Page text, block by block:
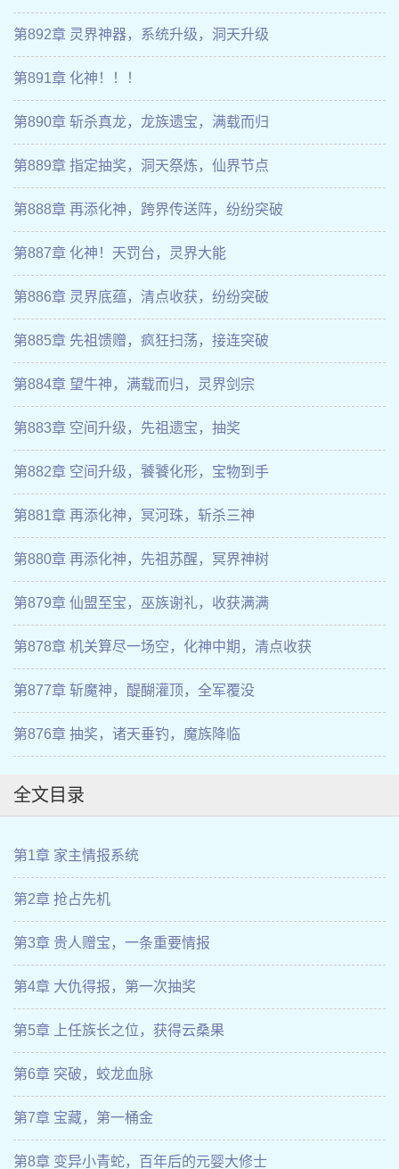
第892章 灵界神器，系统升级，洞天升级
第891章 化神！！！
第890章 斩杀真龙，龙族遗宝，满载而归
第889章 指定抽奖，洞天祭炼，仙界节点
第888章 再添化神，跨界传送阵，纷纷突破
第887章 化神！天罚台，灵界大能
第886章 灵界底蕴，清点收获，纷纷突破
第885章 先祖馈赠，疯狂扫荡，接连突破
第884章 望牛神，满载而归，灵界剑宗
第883章 空间升级，先祖遗宝，抽奖
第882章 空间升级，饕饕化形，宝物到手
第881章 再添化神，冥河珠，斩杀三神
第880章 再添化神，先祖苏醒，冥界神树
第879章 仙盟至宝，巫族谢礼，收获满满
第878章 机关算尽一场空，化神中期，清点收获
第877章 斩魔神，醍醐灌顶，全军覆没
第876章 抽奖，诸天垂钓，魔族降临
全文目录
第1章 家主情报系统
第2章 抢占先机
第3章 贵人赠宝，一条重要情报
第4章 大仇得报，第一次抽奖
第5章 上任族长之位，获得云桑果
第6章 突破，蛟龙血脉
第7章 宝藏，第一桶金
第8章 变异小青蛇，百年后的元婴大修士